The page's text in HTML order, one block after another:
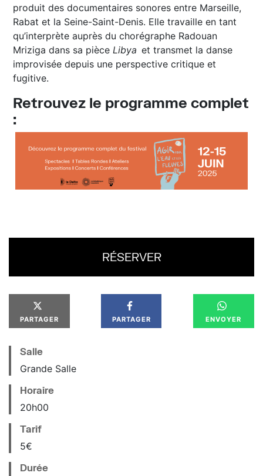
produit des documentaires sonores entre Marseille,
Rabat et la Seine-Saint-Denis. Elle travaille en tant
qu’interprète auprès du chorégraphe Radouan
Mriziga dans sa pièce Libya et transmet la danse
improvisée depuis une perspective critique et
fugitive.
Retrouvez le programme complet
:
RÉSERVER
PARTAGER PARTAGER ENVOYER
Salle
Grande Salle
Horaire
20h00
Tarif
5€
Durée